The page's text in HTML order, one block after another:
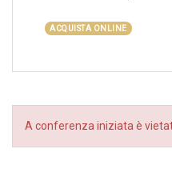
ACQUISTA ONLINE
A conferenza iniziata è